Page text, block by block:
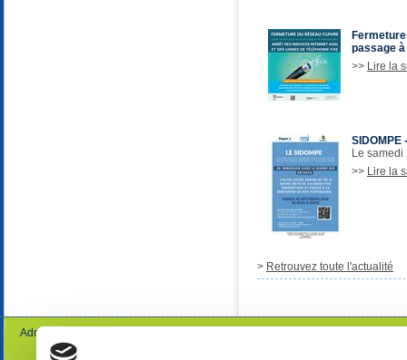
passage
>> Lire la
SIDOMPE
Le samedi
>> Lire la
> Retrouvez toute l'actualité
Administration